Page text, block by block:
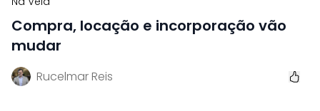
Compra, locação e incorporação vão
mudar
Rucelmar Reis